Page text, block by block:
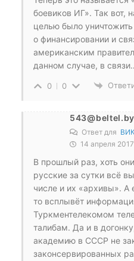
боевиков ИГ». Так вот,
целью было
о финансировании и
американским
данном случае, в связи
0 0
543@beltel.by
Ответ для
14 апреля
В прошлый раз, хоть
русские за сутки всё
числе и их «архивы». А
то всплывёт
Туркментелекомом
талибам. Да и в
академию в СССР не
законсервированных